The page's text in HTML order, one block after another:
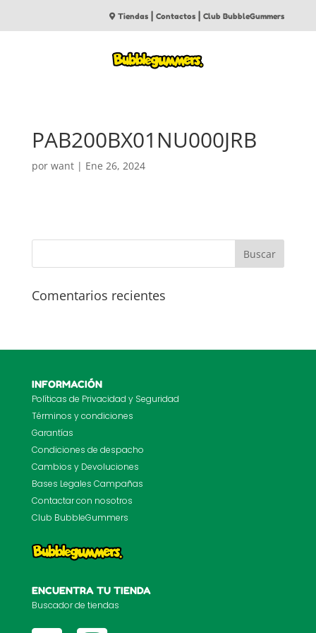
Tiendas |Contactos |Club BubbleGummers
PAB200BX01NU000JRB
por want| Ene 26, 2024
Comentarios recientes
INFORMACIÓN
Políticas de Privacidad y Seguridad
Términos y condiciones
Garantías
Condiciones de despacho
Cambios y Devoluciones
Bases Legales Campañas
Contactar con nosotros
Club BubbleGummers
ENCUENTRA TU TIENDA
Buscador de tiendas